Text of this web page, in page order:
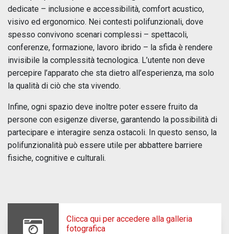
dedicate – inclusione e accessibilità, comfort acustico,
visivo ed ergonomico. Nei contesti polifunzionali, dove
spesso convivono scenari complessi – spettacoli,
conferenze, formazione, lavoro ibrido – la sfida è rendere
invisibile la complessità tecnologica. L’utente non deve
percepire l’apparato che sta dietro all’esperienza, ma solo
la qualità di ciò che sta vivendo.
Infine, ogni spazio deve inoltre poter essere fruito da
persone con esigenze diverse, garantendo la possibilità di
partecipare e interagire senza ostacoli. In questo senso, la
polifunzionalità può essere utile per abbattere barriere
fisiche, cognitive e culturali.
Clicca qui per accedere alla galleria
fotografica